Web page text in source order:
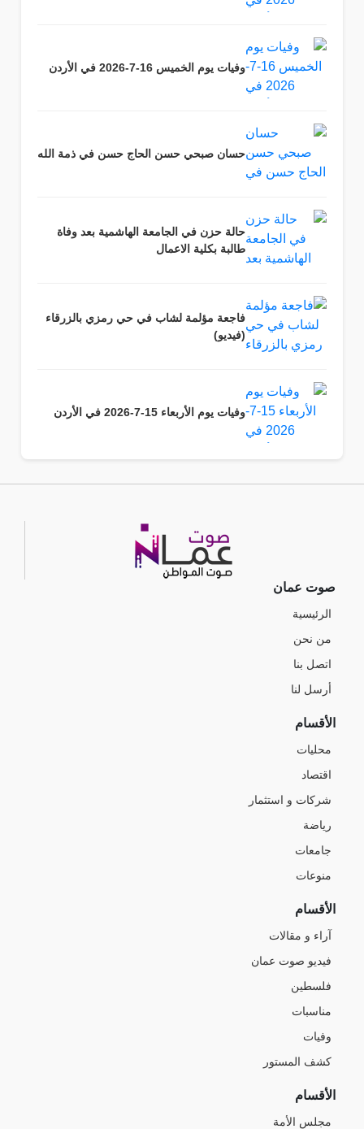
وفيات يوم الخميس 16-7-2026 في الأردن
حسان صبحي حسن الحاج حسن في ذمة الله
حالة حزن في الجامعة الهاشمية بعد وفاة
طالبة بكلية الاعمال
فاجعة مؤلمة لشاب في حي رمزي بالزرقاء
(فيديو)
وفيات يوم الأربعاء 15-7-2026 في الأردن
صوت عمان
الرئيسية
من نحن
اتصل بنا
أرسل لنا
الأقسام
محليات
اقتصاد
شركات و استثمار
رياضة
جامعات
منوعات
الأقسام
آراء و مقالات
فيديو صوت عمان
فلسطين
مناسبات
وفيات
كشف المستور
الأقسام
مجلس الأمة